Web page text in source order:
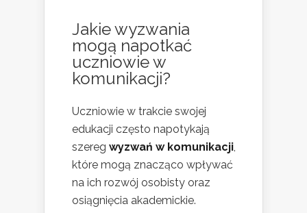
Jakie wyzwania
mogą napotkać
uczniowie w
komunikacji?
Uczniowie w trakcie swojej
edukacji często napotykają
szereg wyzwań w komunikacji,
które mogą znacząco wpływać
na ich rozwój osobisty oraz
osiągnięcia akademickie.